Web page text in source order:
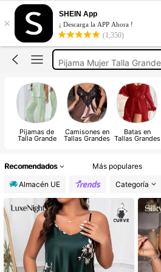
×
SHEIN App
¡ Descarga la APP Ahora !
(1,350)
Pijamas Verano De Mujer
Pijama Talla Grande Mujer
Camisones Verano Mujer
Pijama Mujer Talla Grande
Pijamas Verano De Mujer
Pijamas de
Talla Grande
Camisones en
Tallas Grandes
Batas en
Tallas Grandes
Recomendados Más populares
Almacén UE
Categoría